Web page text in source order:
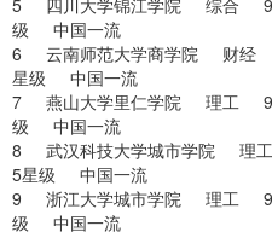
级 中国一流
6 云南师范大学商学院
星级 中国一流
7 燕山大学里仁学院 理
级 中国一流
8 武汉科技大学城市学院
5星级 中国一流
9 浙江大学城市学院 理
级 中国一流